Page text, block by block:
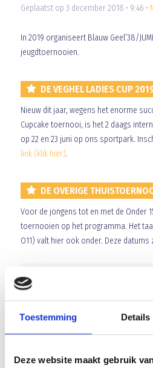
Toestemming Details
Deze website maakt gebruik
Geplaatst op 3 december 2018 • 9:46 •
In 2019 organiseert Blauw Geel’38/
jeugdtoernooien.
DE VEGHEL LADIES CUP
Nieuw dit jaar, wegens het enorme
Cupcake toernooi, is het 2 daags
op 22 en 23 juni op ons sportpark.
link (klik hier).
DE OVERIGE
Voor de jongens tot en met de Onder
toernooien op het programma. Het
O11) valt hier ook onder. Deze datums
26 juni
27 juni